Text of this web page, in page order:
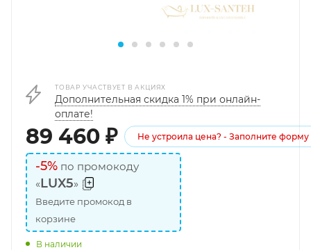
ТОВАР УЧАСТВУЕТ В АКЦИЯХ
Дополнительная скидка 1% при онлайн-
оплате!
89 460 ₽ Не устроила цена? - Заполните форму
-5% по промокоду
«LUX5»
Введите промокод в
корзине
В наличии